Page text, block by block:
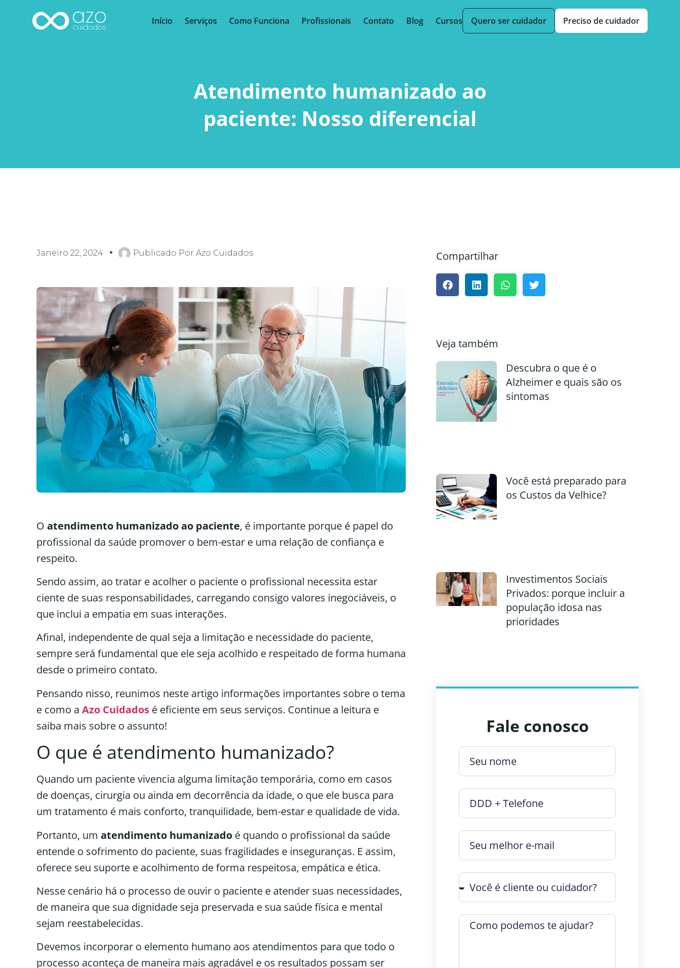
Início Serviços Como Funciona Profissionais Contato Blog Cursos Quero ser cuidador Preciso de cuidador
Atendimento humanizado ao
paciente: Nosso diferencial
Janeiro 22, 2024 Publicado Por Azo Cuidados
O atendimento humanizado ao paciente, é importante porque é papel do
profissional da saúde promover o bem-estar e uma relação de confiança e
respeito.
Sendo assim, ao tratar e acolher o paciente o profissional necessita estar
ciente de suas responsabilidades, carregando consigo valores inegociáveis, o
que inclui a empatia em suas interações.
Afinal, independente de qual seja a limitação e necessidade do paciente,
sempre será fundamental que ele seja acolhido e respeitado de forma humana
desde o primeiro contato.
Pensando nisso, reunimos neste artigo informações importantes sobre o tema
e como a Azo Cuidados é eficiente em seus serviços. Continue a leitura e
saiba mais sobre o assunto!
O que é atendimento humanizado?
Quando um paciente vivencia alguma limitação temporária, como em casos
de doenças, cirurgia ou ainda em decorrência da idade, o que ele busca para
um tratamento é mais conforto, tranquilidade, bem-estar e qualidade de vida.
Portanto, um atendimento humanizado é quando o profissional da saúde
entende o sofrimento do paciente, suas fragilidades e inseguranças. E assim,
oferece seu suporte e acolhimento de forma respeitosa, empática e ética.
Nesse cenário há o processo de ouvir o paciente e atender suas necessidades,
de maneira que sua dignidade seja preservada e sua saúde física e mental
sejam reestabelecidas.
Devemos incorporar o elemento humano aos atendimentos para que todo o
processo aconteça de maneira mais agradável e os resultados possam ser
Compartilhar
Veja também
Descubra o que é o
Alzheimer e quais são os
sintomas
Você está preparado para
os Custos da Velhice?
Investimentos Sociais
Privados: porque incluir a
população idosa nas
prioridades
Fale conosco